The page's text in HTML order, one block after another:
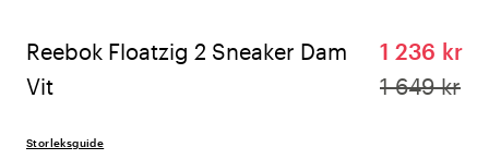
Reebok Floatzig 2 Sneaker Dam
Vit
1 236 kr
1 649 kr
Storleksguide